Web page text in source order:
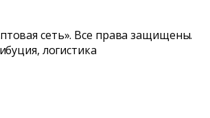
сеть». Все права защищены.
логистика